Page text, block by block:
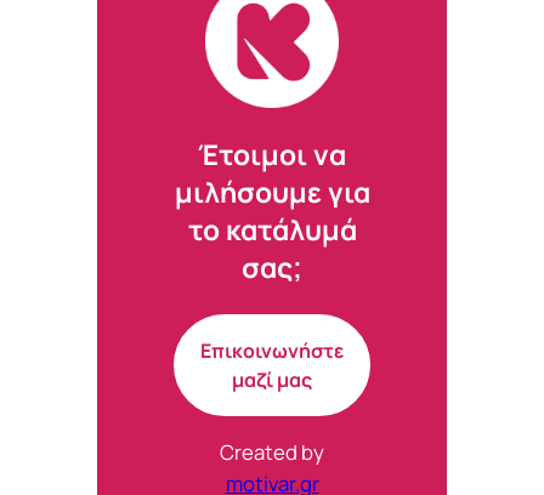
Έτοιμοι να
μιλήσουμε για
το κατάλυμά
σας;
Επικοινωνήστε
μαζί μας
Created by
motivar.gr